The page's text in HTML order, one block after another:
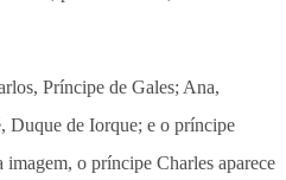
Príncipe de Gales; Ana,
Duque de Iorque; e o príncipe
o príncipe Charles aparece